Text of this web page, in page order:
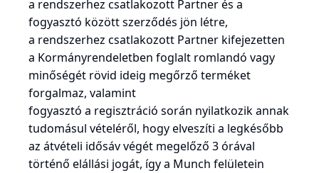
a rendszerhez csatlakozott Partner és a
fogyasztó között szerződés jön létre,
a rendszerhez csatlakozott Partner kifejezetten
a Kormányrendeletben foglalt romlandó vagy
minőségét rövid ideig megőrző terméket
forgalmaz, valamint
fogyasztó a regisztráció során nyilatkozik annak
tudomásul vételéről, hogy elveszíti a legkésőbb
az átvételi idősáv végét megelőző 3 órával
történő elállási jogát, így a Munch felületein